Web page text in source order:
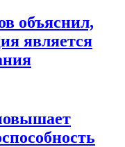
объяснил,
является